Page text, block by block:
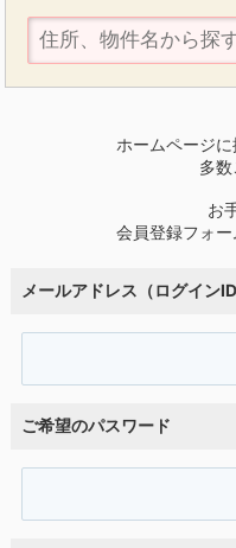
ホームページ
多数
お
会員登録フォー
メールアドレス（ログインID
ご希望のパスワード